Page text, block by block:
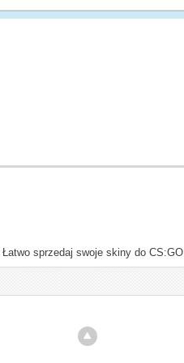
sprzedaj swoje skiny do CS:GO